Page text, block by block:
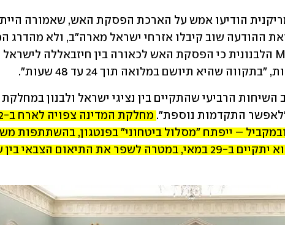
שהיא תיושם במלואה תוך 24 עד 48 שעות".
התקדמות נוספת".